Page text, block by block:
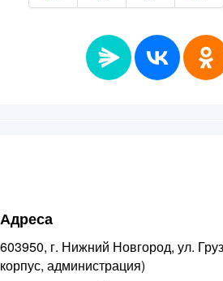
Адреса
603950, г. Нижний Новгород, ул.
корпус, администрация)